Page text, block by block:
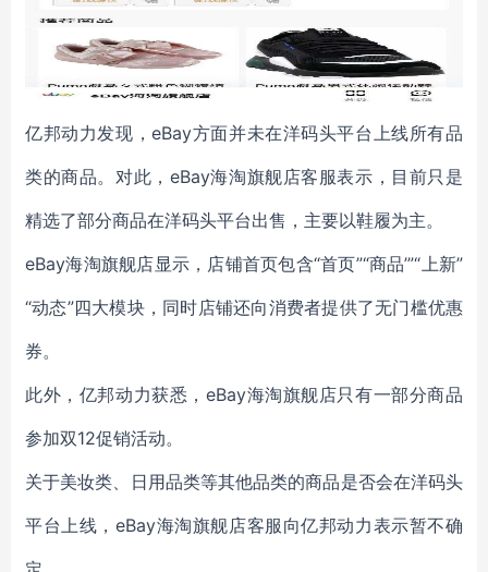
亿邦动力发现，eBay方面并未在洋码头平台上线所有品
类的商品。对此，eBay海淘旗舰店客服表示，目前只是
精选了部分商品在洋码头平台出售，主要以鞋履为主。
eBay海淘旗舰店显示，店铺首页包含“首页”“商品’”“上新”
“动态”四大模块，同时店铺还向消费者提供了无门槛优惠
券。
此外，亿邦动力获悉，eBay海淘旗舰店只有一部分商品
参加双12促销活动。
关于美妆类、日用品类等其他品类的商品是否会在洋码头
平台上线，eBay海淘旗舰店客服向亿邦动力表示暂不确